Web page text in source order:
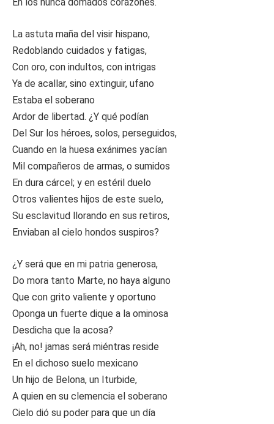
La astuta maña del visir hispano,
Redoblando cuidados y fatigas,
Con oro, con indultos, con intrigas
Ya de acallar, sino extinguir, ufano
Estaba el soberano
Ardor de libertad. ¿Y qué podían
Del Sur los héroes, solos, perseguidos,
Cuando en la huesa exánimes yacían
Mil compañeros de armas, o sumidos
En dura cárcel; y en estéril duelo
Otros valientes hijos de este suelo,
Su esclavitud llorando en sus retiros,
Enviaban al cielo hondos suspiros?
¿Y será que en mi patria generosa,
Do mora tanto Marte, no haya alguno
Que con grito valiente y oportuno
Oponga un fuerte dique a la ominosa
Desdicha que la acosa?
¡Ah, no! jamas será miéntras reside
En el dichoso suelo mexicano
Un hijo de Belona, un Iturbide,
A quien en su clemencia el soberano
Cielo dió su poder para que un día